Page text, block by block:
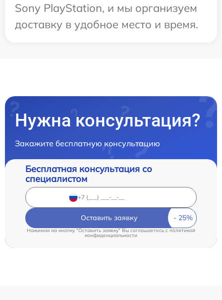
Sony PlayStation, и мы организуем
доставку в удобное место и время.
Нужна консультация?
Закажите бесплатную консультацию
Бесплатная консультация со
специалистом
Оставить заявку
Нажимая на кнопку "Оставить заявку" Вы соглашаетесь cполитикой
конфиденциальности